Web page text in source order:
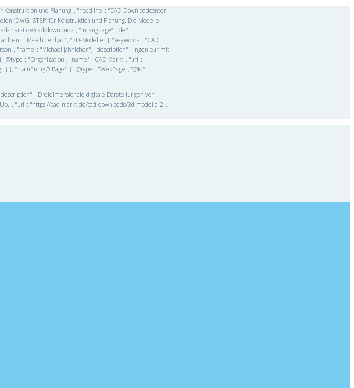
und Planung", "headline": "CAD Downloadcenter
(DWG, STEP) für Konstruktion und Planung. Die Modelle
markt.de/cad-downloads", "inLanguage": "de",
"Maschinenbau", "3D-Modelle" ], "keywords": "CAD
"name": "Michael Jähnichen", "description": "Ingenieur mit
"@type": "Organization", "name": "CAD Markt", "url":
}, "mainEntityOfPage": { "@type": "WebPage", "@id":
"Dreidimensionale digitale Darstellungen von
"url": "https://cad-markt.de/cad-downloads/3d-modelle-2",